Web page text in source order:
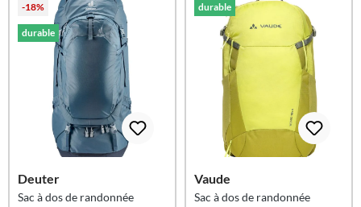
-18%
durable
Deuter
Sac à dos de randonnée
durable
Vaude
Sac à dos de randonnée